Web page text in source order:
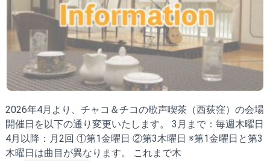
2026年4月より、チャコ＆チコの歌声喫茶（西荻窪）の会場
開催日を以下の通り変更いたします。 3月まで：毎週木曜日
4月以降：月2回 ①第1金曜日 ②第3木曜日 ※第1金曜日と第3
木曜日は曲目が異なります。 これまで木